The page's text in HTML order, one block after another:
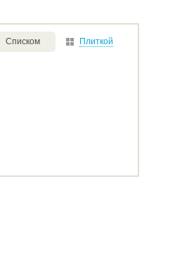
Списком Плиткой